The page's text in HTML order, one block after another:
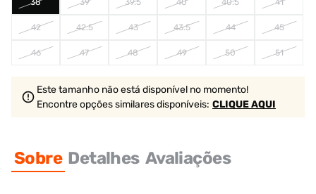
38 39 39.5 40 40.5 41
42 42.5 43 43.5 44 45
46 47 48 49 50 51
Este tamanho não está disponível no momento!
Encontre opções similaresdisponíveis: CLIQUE AQUI
Sobre Detalhes Avaliações